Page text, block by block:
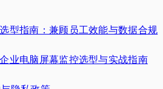
型指南：兼顾员工效能与数据合规
业电脑屏幕监控选型与实战指南